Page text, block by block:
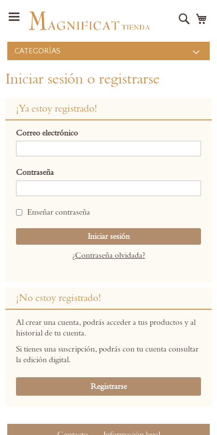
Buscar
CATEGORÍAS
Iniciar sesión o registrarse
¡Ya estoy registrado!
Correo electrónico
Contraseña
Enseñar contraseña
Iniciar sesión
¿Contraseña olvidada?
¡No estoy registrado!
Al crear una cuenta, podrás acceder a tus productos y al
historial de tu cuenta.
Si tienes una suscripción, podrás con tu cuenta consultar
la edición digital.
Registrarse